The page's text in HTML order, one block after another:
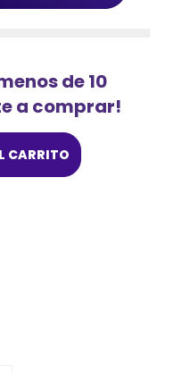
de 10
a comprar!
CARRITO